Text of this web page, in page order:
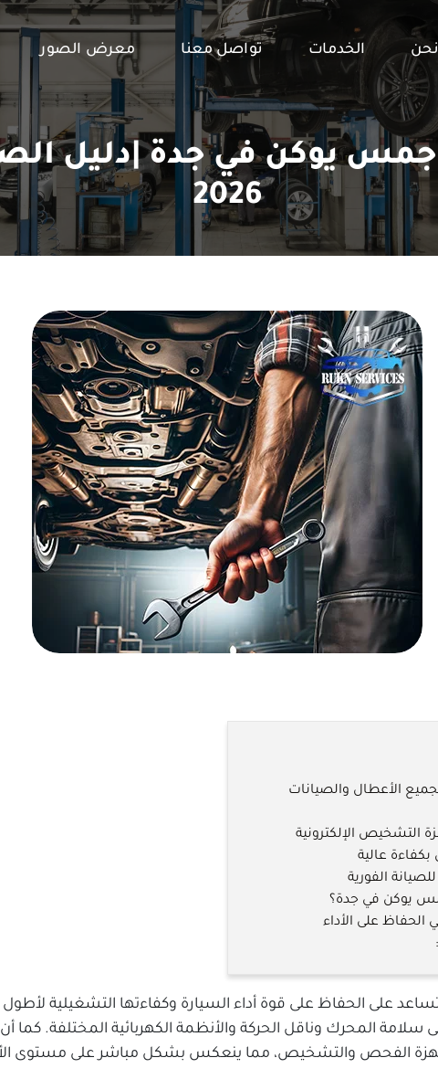
الخدمات تواصل معنا معرض الصور
يوكن في جدة |دليل
2026
الأعطال والصيانات
الإلكترونية
عالية
الفورية
يوكن في جدة؟
على الأداء
على الحفاظ على قوة أداء السيارة وكفاءتها التشغيلية لأطول
المحرك وناقل الحركة والأنظمة الكهربائية المختلفة.
الفحص والتشخيص، مما ينعكس بشكل مباشر على مستوى الأمان